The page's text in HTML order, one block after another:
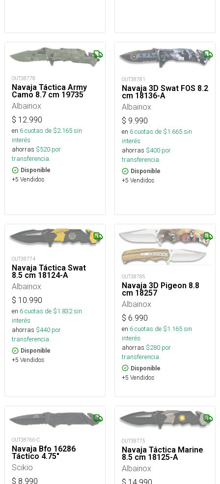
OUT38778
Navaja Táctica Army
Camo 8.7 cm 19735
Albainox
$ 12.990
en 6cuotas de $2.165sin
interés
ahorras $520 por
transferencia.
Disponible
+5 Vendidos
OUT38781
Navaja 3D Swat FOS 8.2
cm 18136-A
Albainox
$ 9.990
en 6cuotas de $1.665sin
interés
ahorras $400 por
transferencia.
Disponible
+5 Vendidos
OUT38774
Navaja Táctica Swat
8.5 cm 18124-A
Albainox
$ 10.990
en 6cuotas de $1.832sin
interés
ahorras $440 por
transferencia.
Disponible
+5 Vendidos
OUT38785
Navaja 3D Pigeon 8.8
cm 18257
Albainox
$ 6.990
en 6cuotas de $1.165sin
interés
ahorras $280 por
transferencia.
Disponible
+5 Vendidos
OUT38766-C
Navaja Bfo 16286
Táctico 4.75"
Scikio
$ 8.990
OUT38775
Navaja Táctica Marine
8.5 cm 18125-A
Albainox